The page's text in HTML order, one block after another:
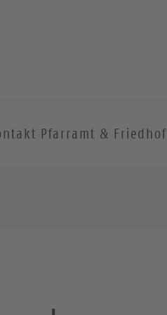
Pfarramt & Friedhof